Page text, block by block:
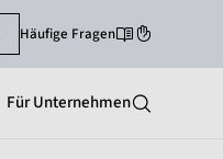
Häufige FragenLeichte Sprache
Für Unternehmen